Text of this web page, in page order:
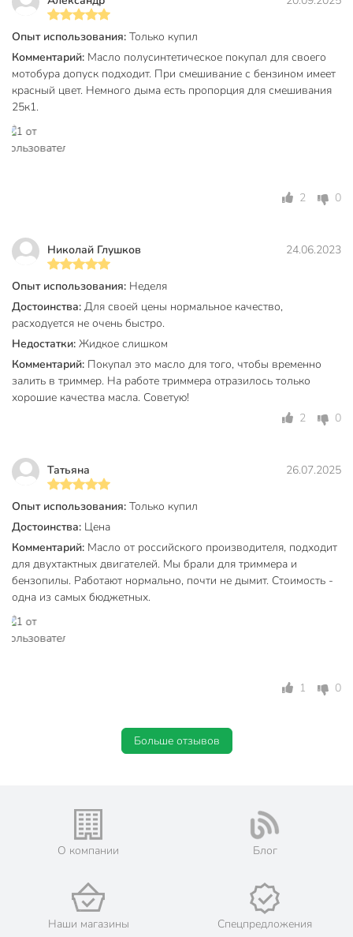
Опыт использования: Только купил
Комментарий: Масло полусинтетическое покупал для своего
мотобура допуск подходит. При смешивание с бензином имеет
красный цвет. Немного дыма есть пропорция для смешивания
25к1.
2 0
Николай Глушков 24.06.2023
Опыт использования: Неделя
Достоинства: Для своей цены нормальное качество,
расходуется не очень быстро.
Недостатки: Жидкое слишком
Комментарий: Покупал это масло для того, чтобы временно
залить в триммер. На работе триммера отразилось только
хорошие качества масла. Советую!
2
0
Татьяна 26.07.2025
Опыт использования: Только купил
Достоинства: Цена
Комментарий: Масло от российского производителя, подходит
для двухтактных двигателей. Мы брали для триммера и
бензопилы. Работают нормально, почти не дымит. Стоимость -
одна из самых бюджетных.
1 0
Больше отзывов
О компании Блог
Наши магазины Спецпредложения